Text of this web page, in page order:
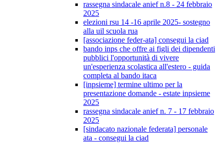
rassegna sindacale anief n.8 - 24 febbraio
2025
elezioni rsu 14 -16 aprile 2025- sostegno
alla uil scuola rua
[associazione feder-ata] consegui la ciad
bando inps che offre ai figli dei dipendenti
pubblici l'opportunità di vivere
un'esperienza scolastica all'estero - guida
completa al bando itaca
[inpsieme] termine ultimo per la
presentazione domande - estate inpsieme
2025
rassegna sindacale anief n. 7 - 17 febbraio
2025
[sindacato nazionale federata] personale
ata - consegui la ciad